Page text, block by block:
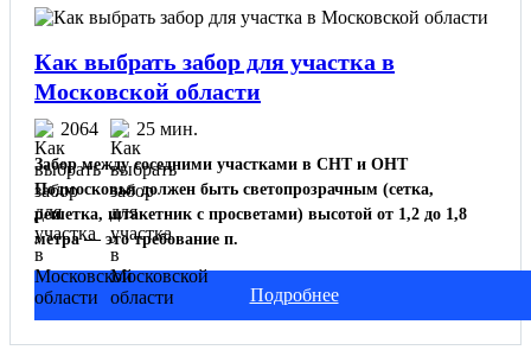
Как выбрать забор для участка в
Московской области
2064 25 мин.
Забор между соседними участками в СНТ и ОНТ
Подмосковья должен быть светопрозрачным (сетка,
решетка, штакетник с просветами) высотой от 1,2 до 1,8
метра — это требование п.
Подробнее